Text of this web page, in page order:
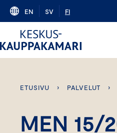
Skip
content
EN SV FI
ETUSIVU › PALVELUT ›
MEN 15/